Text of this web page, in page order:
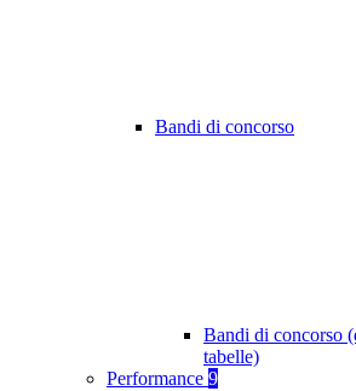
Bandi di concorso
Bandi di concorso
tabelle)
Performance 9